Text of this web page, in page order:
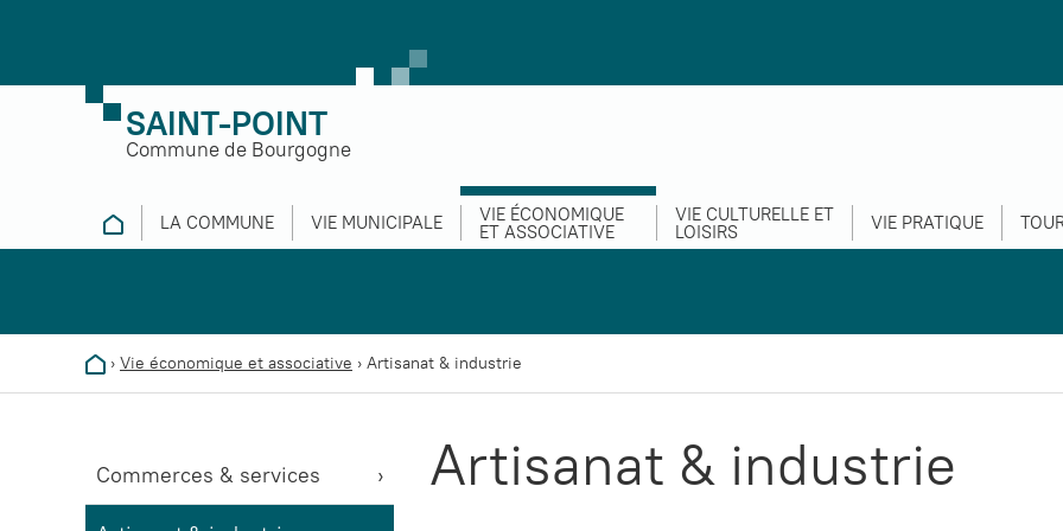
SAINT-POINT
Commune de Bourgogne
LA COMMUNE VIE MUNICIPALE VIE ÉCONOMIQUE
ET ASSOCIATIVE
VIE CULTURELLE ET
LOISIRS VIE PRATIQUE
› Vie économique et associative › Artisanat & industrie
Commerces & services Artisanat & industrie